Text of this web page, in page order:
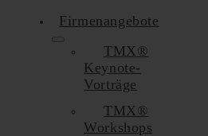
Firmenangebote
TMX®
Keynote-
Vorträge
TMX®
Workshops